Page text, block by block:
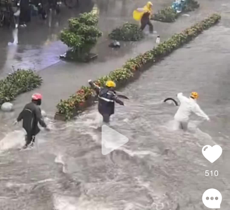
510